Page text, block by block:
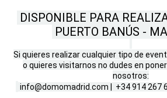
DISPONIBLE PARA
PUERTO BANÚS -
Si quieres realizar cualquier tipo de
o quieres visitarnos no dudes en
nosotros:
info@domomadrid.com | +34 914 267